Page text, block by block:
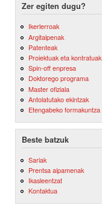
Zer egiten dugu?
Ikerlerroak
Argitalpenak
Patenteak
Proiektuak eta kontratuak
Spin-off enpresa
Doktorego programa
Master ofiziala
Antolatutako ekintzak
Etengabeko formakuntza
Beste batzuk
Sariak
Prentsa aipamenak
Ikasleentzat
Kontaktua